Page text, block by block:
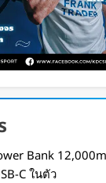
พัฒนา AI Data
ลื่นทะเลผลิตไฟ
Bank
C ในตัว